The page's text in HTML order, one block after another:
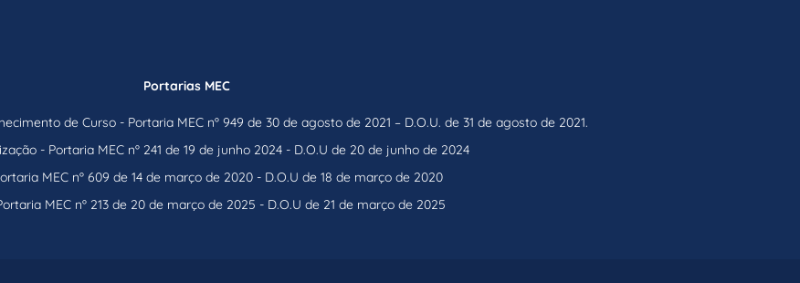
Portarias MEC
de Curso - Portaria MEC nº 949 de 30 de agosto de 2021 – D.O.U. de 31 de agosto de 2021.
- Portaria MEC nº 241 de 19 de junho 2024 - D.O.U de 20 de junho de 2024
MEC nº 609 de 14 de março de 2020 - D.O.U de 18 de março de 2020
MEC nº 213 de 20 de março de 2025 - D.O.U de 21 de março de 2025